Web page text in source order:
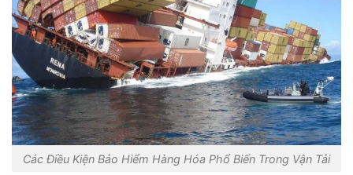
Các Điều Kiện Bảo Hiểm Hàng Hóa Phổ Biến Trong Vận Tải